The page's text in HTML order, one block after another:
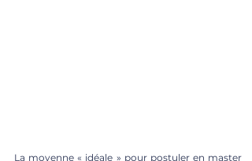
La moyenne « idéale » pour postuler en master